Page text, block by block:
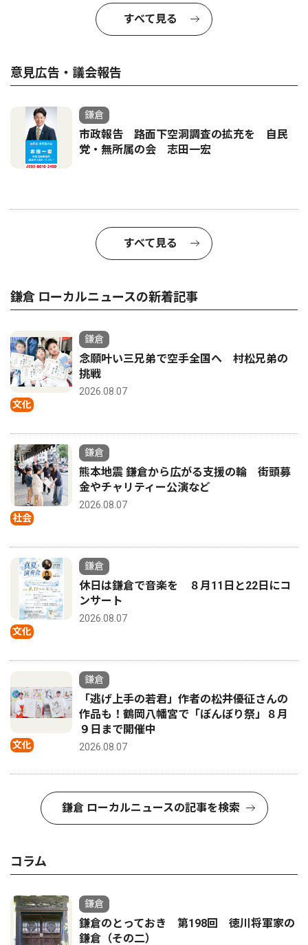
すべて見る
意見広告・議会報告
鎌倉
市政報告 路面下空洞調査の拡充を 自民
党・無所属の会 志田一宏
すべて見る
鎌倉 ローカルニュースの新着記事
文化
鎌倉
念願叶い三兄弟で空手全国へ 村松兄弟の
挑戦
2026.08.07
社会
鎌倉
熊本地震 鎌倉から広がる支援の輪 街頭募
金やチャリティー公演など
2026.08.07
文化
鎌倉
休日は鎌倉で音楽を ８月11日と22日にコ
ンサート
2026.08.07
文化
鎌倉
「逃げ上手の若君」作者の松井優征さんの
作品も！鶴岡八幡宮で「ぼんぼり祭」８月
９日まで開催中
2026.08.07
鎌倉 ローカルニュースの記事を検索
コラム
鎌倉
鎌倉のとっておき 第198回 徳川将軍家の
鎌倉（その二）